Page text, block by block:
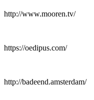
http://www.mooren.tv/
https://oedipus.com/
http://badeend.amsterdam/